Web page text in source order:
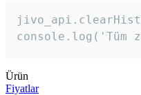
Ürün
Fiyatlar